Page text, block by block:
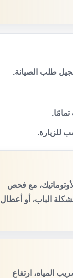
طلب الصيانة.
للزيارة.
مع فحص
الباب، أو أعطال
المياه، ارتفاع